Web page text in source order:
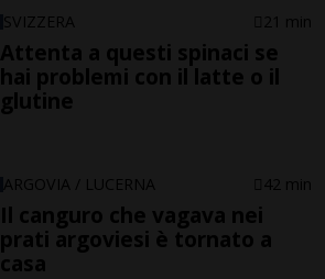
SVIZZERA 21 min
Attenta a questi spinaci se
hai problemi con il latte o il
glutine
ARGOVIA / LUCERNA 42 min
Il canguro che vagava nei
prati argoviesi è tornato a
casa